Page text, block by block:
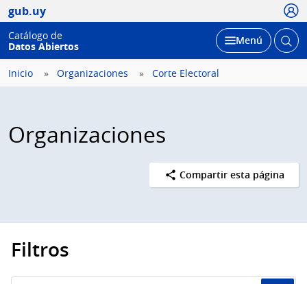
gub.uy
Catálogo de
Datos Abiertos
Desplegar
Menú Abrir
Inicio Organizaciones Corte Electoral
Organizaciones
Compartir esta página
Filtros